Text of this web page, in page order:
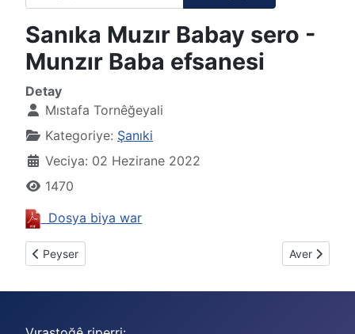
Sanıka Muzır Babay sero -
Munzır Baba efsanesi
Detay
Mıstafa Tornêğeyali
Kategoriye: Şanıki
Veciya: 02 Hezirane 2022
1470
Dosya biya war
Previous article: Sanıka lüya dızde be daka pire ra (Lektion 11)
Peyser Next article:
Aver